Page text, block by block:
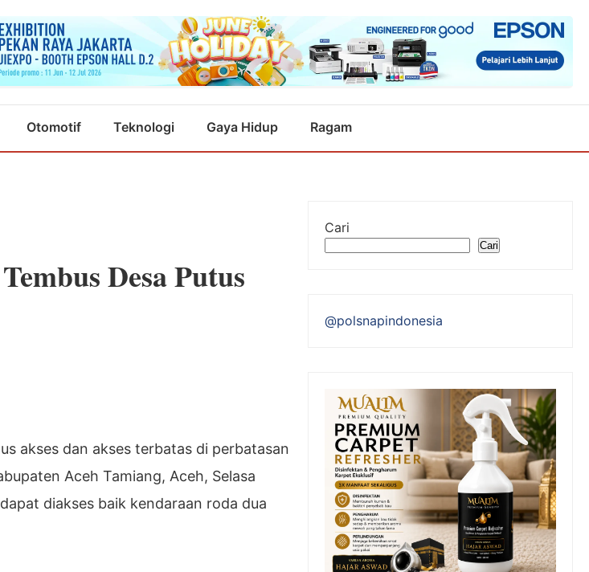
Otomotif Teknologi Gaya Hidup Ragam
Desa Putus
akses dan akses terbatas di perbatasan
Aceh Tamiang, Aceh, Selasa
diakses baik kendaraan roda dua
Cari
Cari
@polsnapindonesia